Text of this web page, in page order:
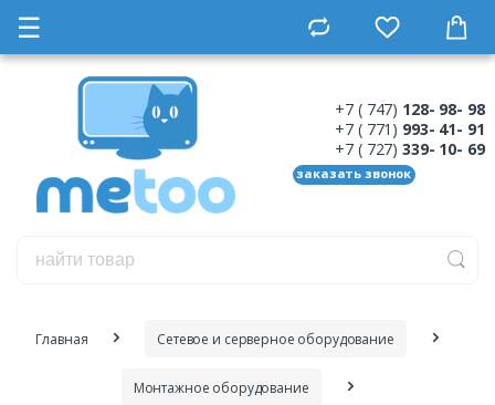
☰
+7 ( 747) 128- 98- 98
+7 ( 771) 993- 41- 91
+7 ( 727) 339- 10- 69
заказать звонок
Главная Сетевое и серверное оборудование
Монтажное оборудование